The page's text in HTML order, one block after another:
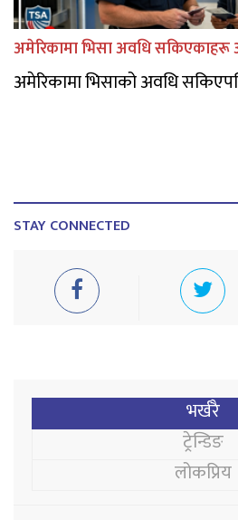
अमेरिकामा भिसा अवधि सकिएकाहरू
अमेरिकामा भिसाको अवधि
STAY CONNECTED
भर्खरै
ट्रेन्डिङ
लोकप्रिय